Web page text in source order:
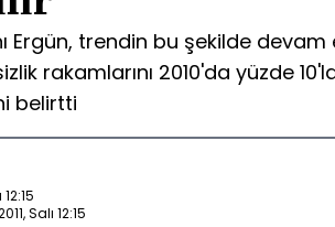
Ergün, trendin bu şekilde
rakamlarını 2010'da yüzde
belirtti
Salı 12:15